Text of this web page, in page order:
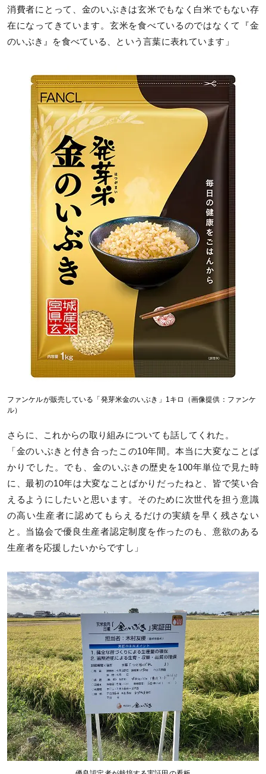
消費者にとって、金のいぶきは玄米でもなく白米でもない存
在になってきています。玄米を食べているのではなくて『金
のいぶき』を食べている、という言葉に表れています」
ファンケルが販売している「発芽米金のいぶき」1キロ（画像提供：ファンケ
ル）
さらに、これからの取り組みについても話してくれた。
「金のいぶきと付き合ったこの10年間。本当に大変なことば
かりでした。でも、金のいぶきの歴史を100年単位で見た時
に、最初の10年は大変なことばかりだったねと、皆で笑い合
えるようにしたいと思います。そのために次世代を担う意識
の高い生産者に認めてもらえるだけの実績を早く残さない
と。当協会で優良生産者認定制度を作ったのも、意欲のある
生産者を応援したいからですし」